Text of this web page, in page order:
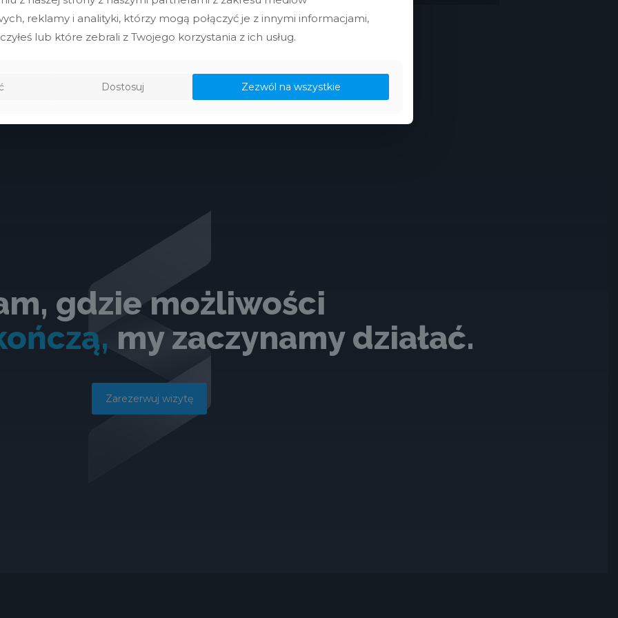
Toyota Rav4
gdzie możliwości
my zaczynamy działać.
Zarezerwuj wizytę
reklamy i analityki, którzy mogą połączyć je z innymi informacjami,
lub które zebrali z Twojego korzystania z ich usług.
Dostosuj Zezwól na wszystkie